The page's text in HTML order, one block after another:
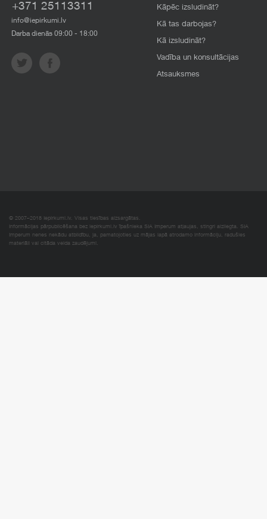
+371 25113311
info@iepirkumi.lv
Darba dienās 09:00 - 18:00
Kāpēc izsludināt?
Kā tas darbojas?
Kā izsludināt?
Vadība un konsultācijas
Atsauksmes
© 2007–2018 Iepirkumi.lv. Visas tiesības aizsargātas.
Informācijas pārpublicēšana bez iepirkumi.lv īpašnieka SIA Imperum atļaujas, stingri aizliegta. SIA
Imperum nenes nekādu atbildību, ja, pamatojoties uz mājas lapā atrodamo informāciju, radušies
materiāli vai citāda veida zaudējumi.